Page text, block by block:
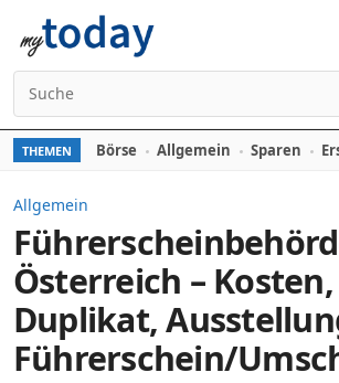
Zum Inhalt springen
Suchen nach:
THEMEN Börse Allgemein Sparen
Allgemein
Österreich – Kosten,
Duplikat,
Führerschein/